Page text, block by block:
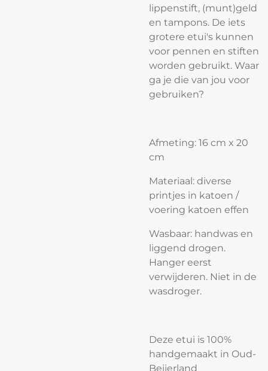
lippenstift, (munt)geld
en tampons. De iets
grotere etui's kunnen
voor pennen en stiften
worden gebruikt. Waar
ga je die van jou voor
gebruiken?
Afmeting: 16 cm x 20
cm
Materiaal: diverse
printjes in katoen /
voering katoen effen
Wasbaar: handwas en
liggend drogen.
Hanger eerst
verwijderen. Niet in de
wasdroger.
Deze etui is 100%
handgemaakt in Oud-
Beijerland